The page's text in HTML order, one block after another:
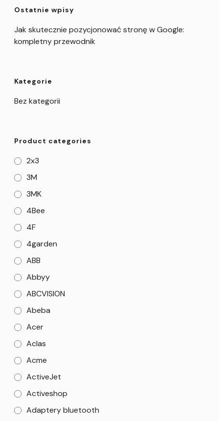
Ostatnie wpisy
Jak skutecznie pozycjonować stronę w Google:
kompletny przewodnik
Kategorie
Bez kategorii
Product categories
2x3
3M
3MK
4Bee
4F
4garden
ABB
Abbyy
ABCVISION
Abeba
Acer
Aclas
Acme
ActiveJet
Activeshop
Adaptery bluetooth